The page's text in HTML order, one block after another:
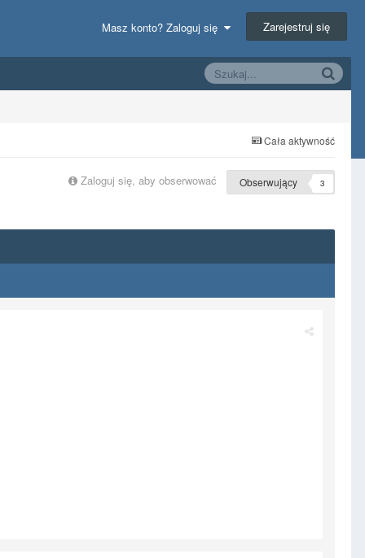
Masz konto? Zaloguj się Zarejestruj się
Cała aktywność
Zaloguj się, aby obserwować Obserwujący 3